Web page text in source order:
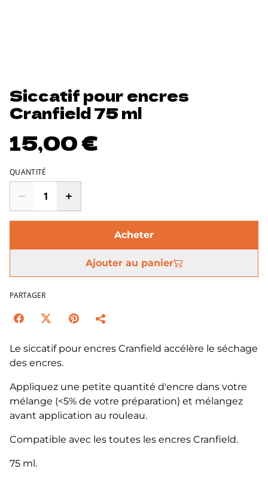
Siccatif pour encres
Cranfield 75 ml
15,00 €
QUANTITÉ
Acheter
Ajouter au panier
PARTAGER
Le siccatif pour encres Cranfield accélère le séchage
des encres.
Appliquez une petite quantité d'encre dans votre
mélange (<5% de votre préparation) et mélangez
avant application au rouleau.
Compatible avec les toutes les encres Cranfield.
75 ml.